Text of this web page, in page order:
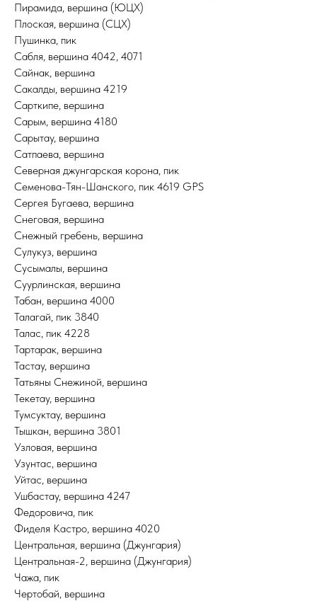
Пирамида, вершина (ЮЦХ)
Плоская, вершина (СЦХ)
Пушинка, пик
Сабля, вершина 4042, 4071
Сайнак, вершина
Сакалды, вершина 4219
Сарткипе, вершина
Сарым, вершина 4180
Сарытау, вершина
Сатпаева, вершина
Северная джунгарская корона, пик
Семенова-Тян-Шанского, пик 4619 GPS
Сергея Бугаева, вершина
Снеговая, вершина
Снежный гребень, вершина
Сулукуз, вершина
Сусымалы, вершина
Суурлинская, вершина
Табан, вершина 4000
Талагай, пик 3840
Талас, пик 4228
Тартарак, вершина
Тастау, вершина
Татьяны Снежиной, вершина
Текетау, вершина
Тумсуктау, вершина
Тышкан, вершина 3801
Узловая, вершина
Узунтас, вершина
Уйтас, вершина
Ушбастау, вершина 4247
Федоровича, пик
Фиделя Кастро, вершина 4020
Центральная, вершина (Джунгария)
Центральная-2, вершина (Джунгария)
Чажа, пик
Чертобай, вершина